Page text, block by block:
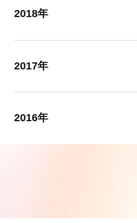
2018年
2017年
2016年